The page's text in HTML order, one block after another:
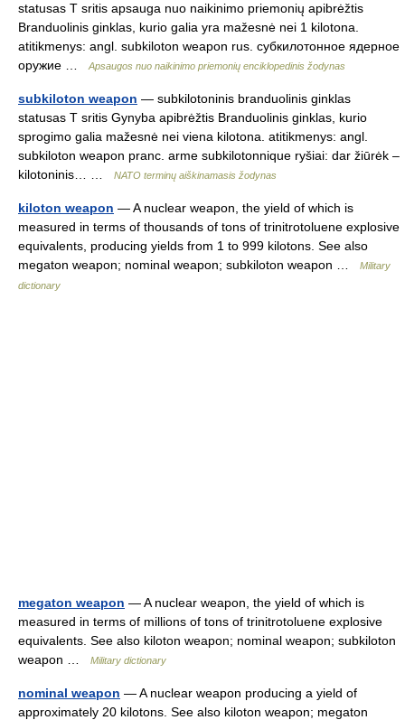
statusas T sritis apsauga nuo naikinimo priemonių apibrėžtis
Branduolinis ginklas, kurio galia yra mažesnė nei 1 kilotona.
atitikmenys: angl. subkiloton weapon rus. субкилотонное ядерное
оружие …
Apsaugos nuo naikinimo priemonių enciklopedinis žodynas
subkiloton weapon — subkilotoninis branduolinis ginklas
statusas T sritis Gynyba apibrėžtis Branduolinis ginklas, kurio
sprogimo galia mažesnė nei viena kilotona. atitikmenys: angl.
subkiloton weapon pranc. arme subkilotonnique ryšiai: dar žiūrėk –
kilotoninis… …
NATO terminų aiškinamasis žodynas
kiloton weapon — A nuclear weapon, the yield of which is
measured in terms of thousands of tons of trinitrotoluene explosive
equivalents, producing yields from 1 to 999 kilotons. See also
megaton weapon; nominal weapon; subkiloton weapon …
Military
dictionary
megaton weapon — A nuclear weapon, the yield of which is
measured in terms of millions of tons of trinitrotoluene explosive
equivalents. See also kiloton weapon; nominal weapon; subkiloton
weapon …
Military dictionary
nominal weapon — A nuclear weapon producing a yield of
approximately 20 kilotons. See also kiloton weapon; megaton